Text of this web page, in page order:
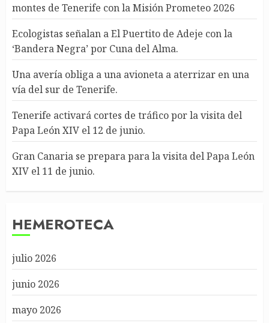
montes de Tenerife con la Misión Prometeo 2026
Ecologistas señalan a El Puertito de Adeje con la
‘Bandera Negra’ por Cuna del Alma.
Una avería obliga a una avioneta a aterrizar en una
vía del sur de Tenerife.
Tenerife activará cortes de tráfico por la visita del
Papa León XIV el 12 de junio.
Gran Canaria se prepara para la visita del Papa León
XIV el 11 de junio.
HEMEROTECA
julio 2026
junio 2026
mayo 2026